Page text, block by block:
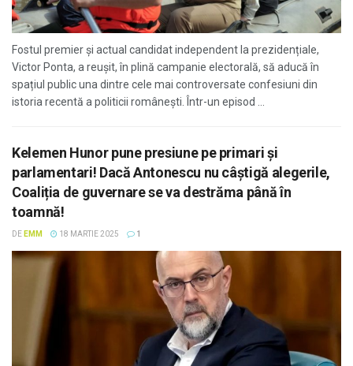
Fostul premier și actual candidat independent la prezidențiale,
Victor Ponta, a reușit, în plină campanie electorală, să aducă în
spațiul public una dintre cele mai controversate confesiuni din
istoria recentă a politicii românești. Într-un episod ...
Kelemen Hunor pune presiune pe primari și
parlamentari! Dacă Antonescu nu câștigă alegerile,
Coaliția de guvernare se va destrăma până în
toamnă!
DE EMM 18 MARTIE 2025 1